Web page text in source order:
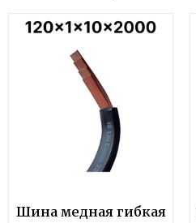
Шина медная гибкая